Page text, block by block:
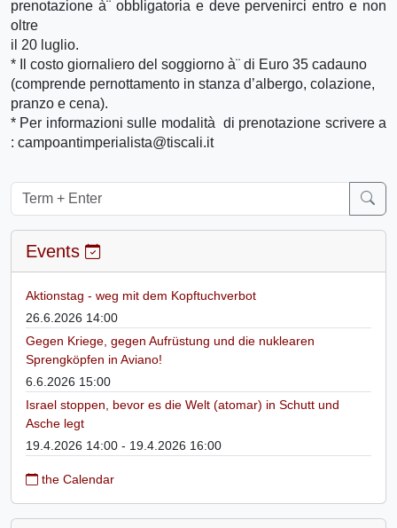
prenotazione à¨ obbligatoria e deve pervenirci entro e non
oltre
il 20 luglio.
* Il costo giornaliero del soggiorno à¨ di Euro 35 cadauno
(comprende pernottamento in stanza d’albergo, colazione,
pranzo e cena).
* Per informazioni sulle modalità di prenotazione scrivere a
: campoantimperialista@tiscali.it
Events
Aktionstag - weg mit dem Kopftuchverbot
26.6.2026 14:00
Gegen Kriege, gegen Aufrüstung und die nuklearen
Sprengköpfen in Aviano!
6.6.2026 15:00
Israel stoppen, bevor es die Welt (atomar) in Schutt und
Asche legt
19.4.2026 14:00 - 19.4.2026 16:00
the Calendar